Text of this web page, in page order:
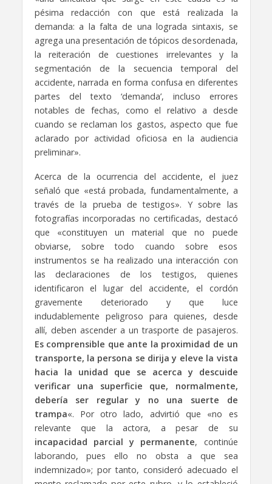
pésima redacción con que está realizada la
demanda: a la falta de una lograda sintaxis, se
agrega una presentación de tópicos desordenada,
la reiteración de cuestiones irrelevantes y la
segmentación de la secuencia temporal del
accidente, narrada en forma confusa en diferentes
partes del texto ‘demanda’, incluso errores
notables de fechas, como el relativo a desde
cuando se reclaman los gastos, aspecto que fue
aclarado por actividad oficiosa en la audiencia
preliminar».
Acerca de la ocurrencia del accidente, el juez
señaló que «está probada, fundamentalmente, a
través de la prueba de testigos». Y sobre las
fotografías incorporadas no certificadas, destacó
que «constituyen un material que no puede
obviarse, sobre todo cuando sobre esos
instrumentos se ha realizado una interacción con
las declaraciones de los testigos, quienes
identificaron el lugar del accidente, el cordón
gravemente deteriorado y que luce
indudablemente peligroso para quienes, desde
allí, deben ascender a un trasporte de pasajeros.
Es comprensible que ante la proximidad de un
transporte, la persona se dirija y eleve la vista
hacia la unidad que se acerca y descuide
verificar una superficie que, normalmente,
debería ser regular y no una suerte de
trampa«. Por otro lado, advirtió que «no es
relevante que la actora, a pesar de su
incapacidad parcial y permanente, continúe
laborando, pues ello no obsta a que sea
indemnizado»; por tanto, consideró adecuado el